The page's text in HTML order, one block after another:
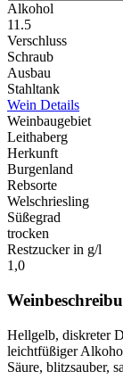
Alkohol
11.5
Verschluss
Schraub
Ausbau
Stahltank
Wein Details
Weinbaugebiet
Leithaberg
Herkunft
Burgenland
Rebsorte
Welschriesling
Süßegrad
trocken
Restzucker in g/l
1,0
Hellgelb, diskreter
leichtfüßiger
Säure, blitzsauber,